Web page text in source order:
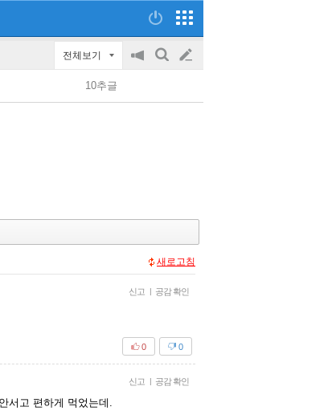
전체보기
공
on/off
검
글
쓰
10추글
새로고침
신고 | 공감 확인
0
0
신고 | 공감 확인
서고 편하게 먹었는데.